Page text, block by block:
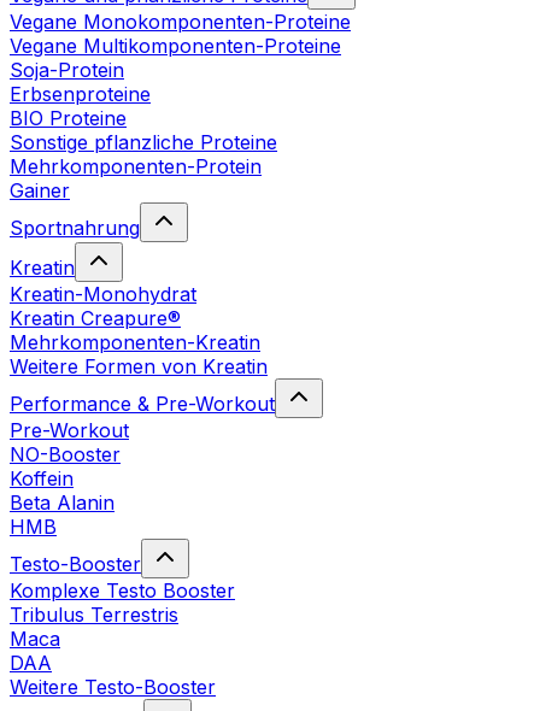
Vegane Monokomponenten-Proteine
Vegane Multikomponenten-Proteine
Soja-Protein
Erbsenproteine
BIO Proteine
Sonstige pflanzliche Proteine
Mehrkomponenten-Protein
Gainer
Sportnahrung
Kreatin
Kreatin-Monohydrat
Kreatin Creapure®
Mehrkomponenten-Kreatin
Weitere Formen von Kreatin
Performance & Pre-Workout
Pre-Workout
NO-Booster
Koffein
Beta Alanin
HMB
Testo-Booster
Komplexe Testo Booster
Tribulus Terrestris
Maca
DAA
Weitere Testo-Booster